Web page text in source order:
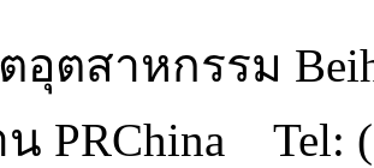
อุตสาหกรรม
PRChina Tel: